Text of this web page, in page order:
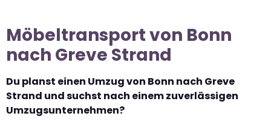
Möbeltransport von Bonn
nach Greve Strand
Du planst einen Umzug von Bonn nach Greve
Strand und suchst nach einem zuverlässigen
Umzugsunternehmen?